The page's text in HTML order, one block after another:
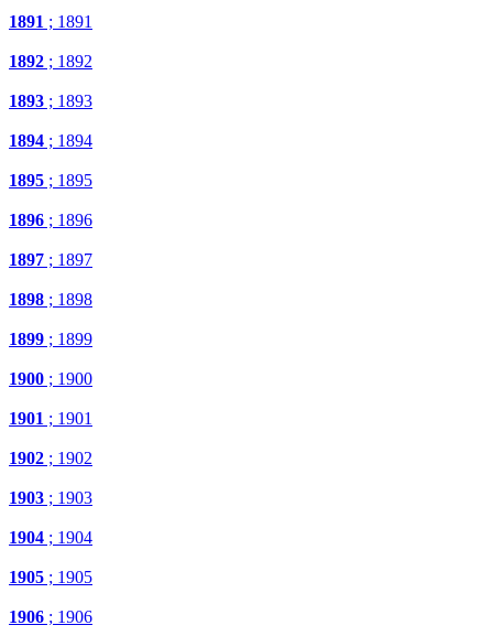
1891 ; 1891
1892 ; 1892
1893 ; 1893
1894 ; 1894
1895 ; 1895
1896 ; 1896
1897 ; 1897
1898 ; 1898
1899 ; 1899
1900 ; 1900
1901 ; 1901
1902 ; 1902
1903 ; 1903
1904 ; 1904
1905 ; 1905
1906 ; 1906